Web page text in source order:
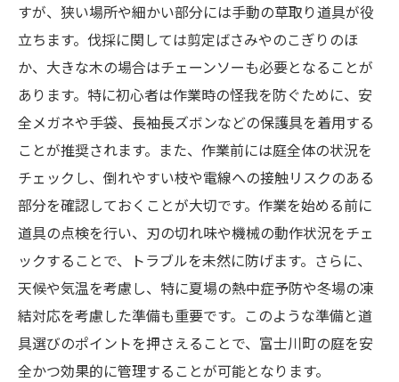
すが、狭い場所や細かい部分には手動の草取り道具が役
立ちます。伐採に関しては剪定ばさみやのこぎりのほ
か、大きな木の場合はチェーンソーも必要となることが
あります。特に初心者は作業時の怪我を防ぐために、安
全メガネや手袋、長袖長ズボンなどの保護具を着用する
ことが推奨されます。また、作業前には庭全体の状況を
チェックし、倒れやすい枝や電線への接触リスクのある
部分を確認しておくことが大切です。作業を始める前に
道具の点検を行い、刃の切れ味や機械の動作状況をチェ
ックすることで、トラブルを未然に防げます。さらに、
天候や気温を考慮し、特に夏場の熱中症予防や冬場の凍
結対応を考慮した準備も重要です。このような準備と道
具選びのポイントを押さえることで、富士川町の庭を安
全かつ効果的に管理することが可能となります。